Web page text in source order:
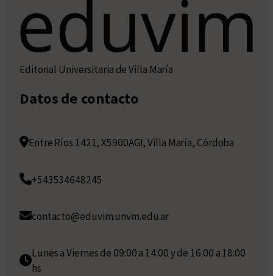
Editorial Universitaria de Villa María
Datos de contacto
Entre Ríos 1421, X5900AGI, Villa María, Córdoba
+543534648245
contacto@eduvim.unvm.edu.ar
Lunes a Viernes de 09:00 a 14:00 y de 16:00 a 18:00
hs